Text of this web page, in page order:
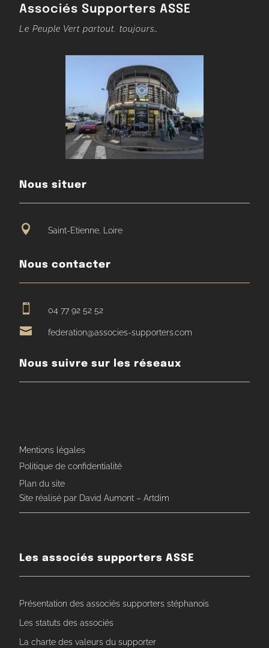
Associés Supporters ASSE
Le Peuple Vert partout, toujours…
Nous situer
 Saint-Etienne, Loire
Nous contacter
 04 77 92 52 52
 federation@associes-supporters.com
Nous suivre sur les réseaux
Mentions légales
Politique de confidentialité
Plan du site
Site réalisé par David Aumont – Artdim
Les associés supporters ASSE
Présentation des associés supporters stéphanois
Les statuts des associés
La charte des valeurs du supporter